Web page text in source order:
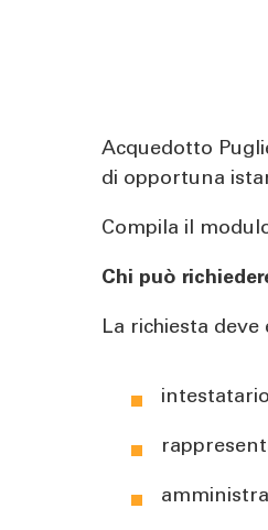
Acquedotto
di opportuna
Compila il
Chi può
La richiesta